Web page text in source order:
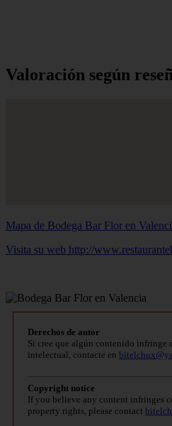
Valoración según
Mapa de Bodega Bar Flor en
Visita su web http://
Derechos de autor
Si cree que algún contenido infringe
intelectual, contacte en
Copyright notice
If you believe any content infringes
property rights, please contact